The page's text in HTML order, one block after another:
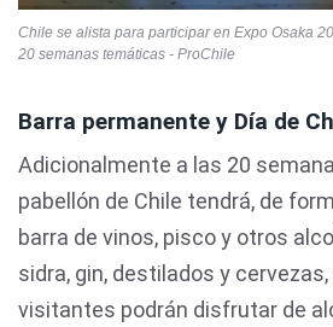
Chile se alista para participar en Expo Osaka
20 semanas temáticas - ProChile
Barra permanente y Día de
Adicionalmente a las 20
pabellón de Chile tendrá, de
barra de vinos, pisco y otros
sidra, gin, destilados y
visitantes podrán disfrutar de